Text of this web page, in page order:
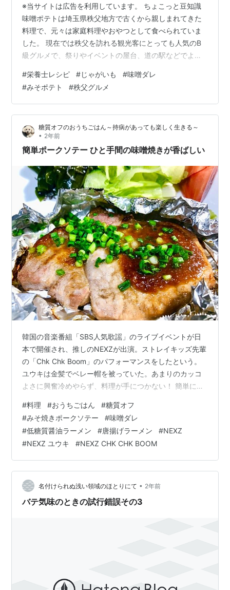
※当サイトは広告を利用しています。 ちょこっと豆知識
味噌ポテトは埼玉県秩父地方で古くから親しまれてきた
料理で、元々は家庭料理やおやつとして食べられていま
した。 現在では秩父を訪れる観光客にとっても人気のB
級グルメで、祭りやイベントの屋台、道の駅などでよく
ト」の作り方をご紹介します。 ほくほくのポテトに、あ
まーい味噌ダレがとてもよく合いますよ♪ おやつやお酒の
おつまみにもぴったり！ 埼玉県民のソウルフード♪是非、
お試しを！ レシピをカテゴリー別で検索できるようにな
りました♪ こちらから他のレシピもご覧になってください
ね。 naruhodou.j…
#栄養士レシピ #じゃがいも #味噌ダレ
#みそポテト #秩父グルメ
糖質オフのおうちごはん～持病があっても楽しく生きる～
• 2年前
簡単ポークソテー ひと手間の味噌焼きが香ばしい
韓国の音楽番組「SBS人気歌謡」のライブイベントが日
本で開催され、推しのNEXZが出演。ストレイキッズ先輩
の「Chk Chk Boom」のパフォーマンスをしたという。
ユウキは金髪でベレー帽を被っていた。あまりのカッコ
よさに興奮冷めやらず、料理が手につかない！ 簡単に焼
噌ダレを塗って焼けばいつもとちょっと違う味。思いの
ほか旨かった。 味噌焼きポークソテーの夕食 もくじ 夕
食 味噌焼きポークソテー 昼食 低糖質から揚げ醤油ラー
メン ひとこと NEXZ「人気歌謡」さいたまスーパーアリ
ーナ 夕食 味噌焼きポークソテー 〇豚ロース肉・塩・コ
ショウ・ごま油…
#料理 #おうちごはん #糖質オフ
#みそ焼きポークソテー #味噌ダレ
#低糖質醤油ラーメン #唐揚げラーメン #NEXZ
#NEXZ ユウキ #NEXZ CHK CHK BOOM
名付けられぬ浅い領域のほとりにて • 2年前
バテ気味のときの試行錯誤その3